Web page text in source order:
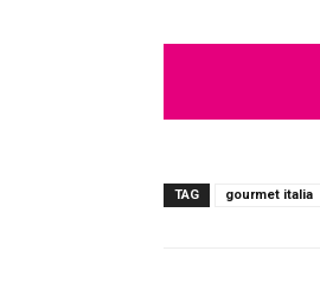
TAG gourmet italia